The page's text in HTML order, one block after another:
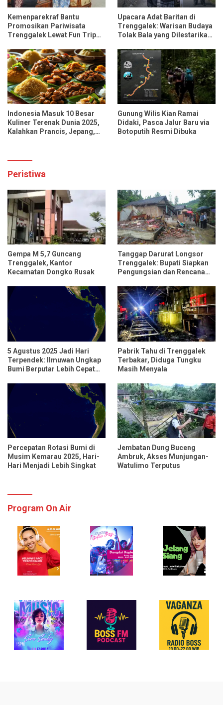
Kemenparekraf Bantu
Promosikan Pariwisata
Trenggalek Lewat Fun Trip
Media Nasional
Upacara Adat Baritan di
Trenggalek: Warisan Budaya
Tolak Bala yang Dilestarikan
Indonesia Masuk 10 Besar
Kuliner Terenak Dunia 2025,
Kalahkan Prancis, Jepang,
Gunung Wilis Kian Ramai
Didaki, Pasca Jalur Baru via
Botoputih Resmi Dibuka
Peristiwa
Gempa M 5,7 Guncang
Trenggalek, Kantor
Kecamatan Dongko Rusak
Tanggap Darurat Longsor
Trenggalek: Bupati Siapkan
Pengungsian dan Rencana
5 Agustus 2025 Jadi Hari
Terpendek: Ilmuwan Ungkap
Bumi Berputar Lebih Cepat
Pabrik Tahu di Trenggalek
Terbakar, Diduga Tungku
Masih Menyala
Percepatan Rotasi Bumi di
Musim Kemarau 2025, Hari-
Hari Menjadi Lebih Singkat
Jembatan Dung Buceng
Ambruk, Akses Munjungan-
Watulimo Terputus
Program On Air